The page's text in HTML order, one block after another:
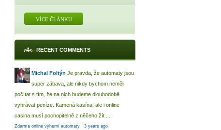
VÍCE ČLÁNKU
RECENT COMMENTS
Michal Foltýn Je pravda, že automaty jsou
super zábava, ale nikdy bychom neměli
počítat s tím, že na nich budeme dlouhodobě
vyhrávat peníze. Kamená kasína, ale i online
casina musí pochopitelně z něčeho žít....
Zdarma online výherní automaty · 3 years ago